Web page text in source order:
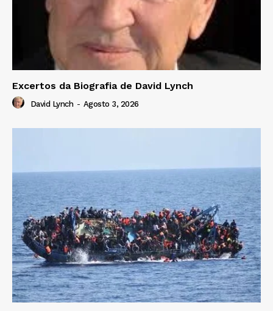
Excertos da Biografia de David Lynch
David Lynch - Agosto 3, 2026